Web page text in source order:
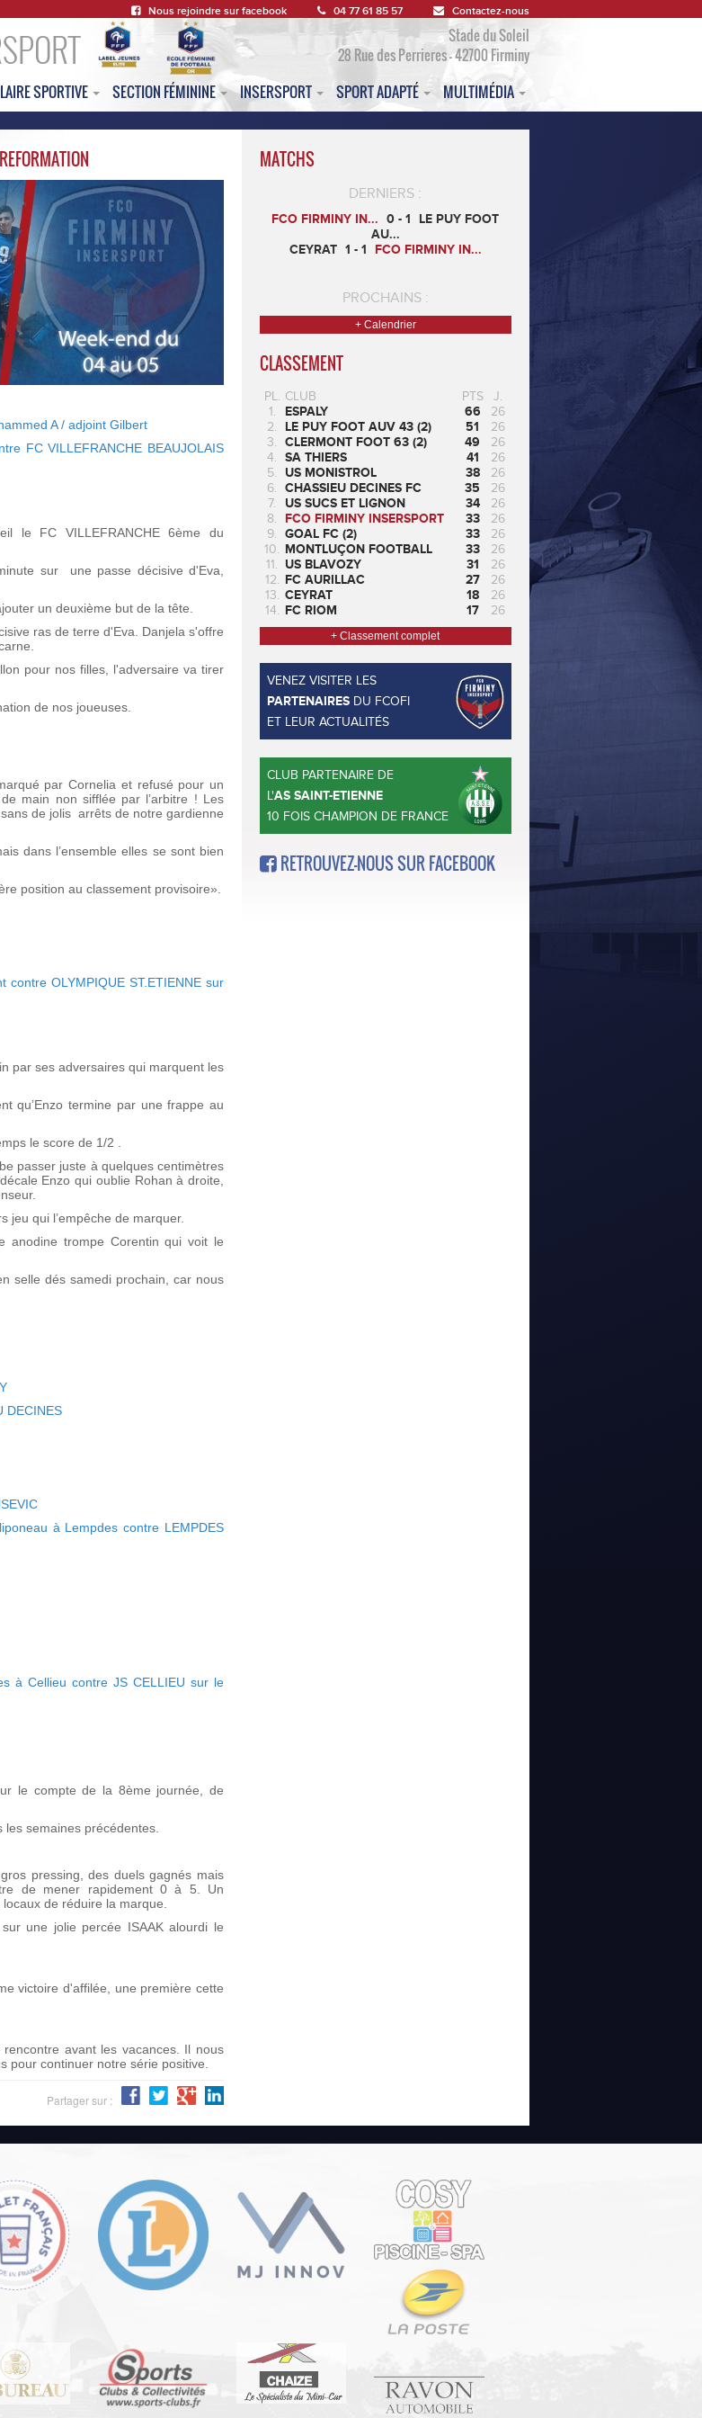
Nous rejoindre sur facebook 04 77 61 85 57 Contactez-nous
Stade du Soleil
28 Rue des Perrieres - 42700 Firminy
SPORTIVE SECTION FÉMININE INSERSPORT SPORT ADAPTÉ MULTIMÉDIA
A / adjoint Gilbert
FC VILLEFRANCHE BEAUJOLAIS
le FC VILLEFRANCHE 6ème du
sur une passe décisive d'Eva,
un deuxième but de la tête.
ras de terre d'Eva. Danjela s'offre
pour nos filles, l'adversaire va tirer
de nos joueuses.
par Cornelia et refusé pour un
main non sifflée par l’arbitre ! Les
de jolis arrêts de notre gardienne
dans l’ensemble elles se sont bien
position au classement provisoire».
OLYMPIQUE ST.ETIENNE sur
par ses adversaires qui marquent les
qu’Enzo termine par une frappe au
le score de 1/2 .
passer juste à quelques centimètres
Enzo qui oublie Rohan à droite,
jeu qui l’empêche de marquer.
anodine trompe Corentin qui voit le
selle dés samedi prochain, car nous
DECINES
à Lempdes contre LEMPDES
à Cellieu contre JS CELLIEU sur le
le compte de la 8ème journée, de
les semaines précédentes.
pressing, des duels gagnés mais
de mener rapidement 0 à 5. Un
de réduire la marque.
une jolie percée ISAAK alourdi le
victoire d'affilée, une première cette
avant les vacances. Il nous
pour continuer notre série positive.
Partager sur :
MATCHS
DERNIERS :
FCO FIRMINY IN... 0 - 1
LE PUY FOOT
AU...
CEYRAT 1 - 1 FCO FIRMINY IN...
PROCHAINS :
+ Calendrier
CLASSEMENT
PL. CLUB PTS
J.
1.
ESPALY 66
26
2.
LE PUY FOOT AUV 43 (2) 51
26
3. CLERMONT FOOT 63 (2) 49
26
4. SA THIERS 41
26
5.
US MONISTROL 38
26
6. CHASSIEU DECINES FC 35
26
7.
US SUCS ET LIGNON 34
26
8.
FCO FIRMINY INSERSPORT 33
26
9. GOAL FC (2) 33
26
10. MONTLUÇON FOOTBALL 33
26
11. US BLAVOZY 31
26
12. FC AURILLAC 27
26
13. CEYRAT 18
26
14. FC RIOM 17 26
+ Classement complet
VENEZ VISITER LES
PARTENAIRESDU FCOFI
ET LEUR ACTUALITÉS
CLUB PARTENAIRE DE
L'AS SAINT-ETIENNE
10 FOIS CHAMPION DE FRANCE
RETROUVEZ-NOUS SUR FACEBOOK